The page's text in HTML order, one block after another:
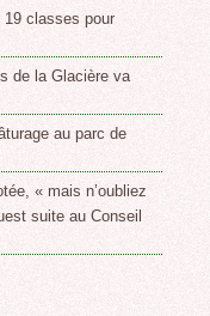
19 classes pour
de la Glacière va
au parc de
« mais n’oubliez
suite au Conseil